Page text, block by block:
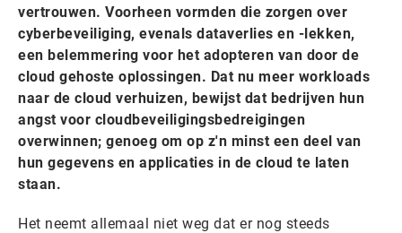
vertrouwen. Voorheen vormden die zorgen over
cyberbeveiliging, evenals dataverlies en -lekken,
een belemmering voor het adopteren van door de
cloud gehoste oplossingen. Dat nu meer workloads
naar de cloud verhuizen, bewijst dat bedrijven hun
angst voor cloudbeveiligingsbedreigingen
overwinnen; genoeg om op z'n minst een deel van
hun gegevens en applicaties in de cloud te laten
staan.
Het neemt allemaal niet weg dat ​​er nog steeds